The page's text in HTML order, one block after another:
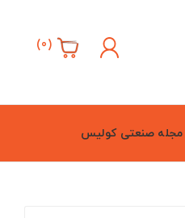
(
0
)
مجله صنعتی کولیس